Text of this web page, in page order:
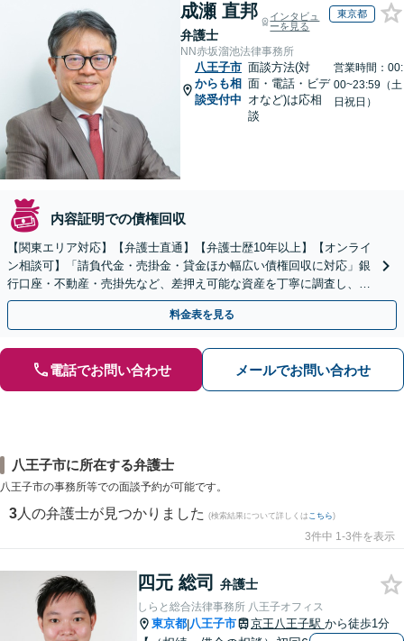
成瀬 直邦
弁護士
インタビュ
ーを見る
東京都
NN赤坂溜池法律事務所
八王子市
からも相
談受付中
面談方法(対
面・電話・ビデ
オなど)は応相
談
営業時間：00:
00~23:59（土
日祝日）
内容証明での債権回収
【関東エリア対応】【弁護士直通】【弁護士歴10年以上】【オンライ
ン相談可】「請負代金・売掛金・貸金ほか幅広い債権回収に対応」銀
行口座・不動産・売掛先など、差押え可能な資産を丁寧に調査し、効
果的な手続きを選択します【休日・夜間相談可】
料金表を見る
電話でお問い合わせ メールでお問い合わせ
八王子市に所在する弁護士
八王子市の事務所等での面談予約が可能です。
3 人の弁護士が見つかりました (検索結果について詳しくは こちら)
3件中 1-3件を表示
四元 総司 弁護士
しらと総合法律事務所 八王子オフィス
東京都|八王子市 京王八王子駅 から徒歩1分